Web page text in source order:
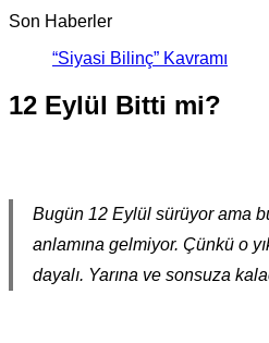
Son Haberler
“Siyasi Bilinç” Kavramının
12 Eylül Bitti mi?
Bugün 12 Eylül sürüyor ama
anlamına gelmiyor. Çünkü o
dayalı. Yarına ve sonsuza